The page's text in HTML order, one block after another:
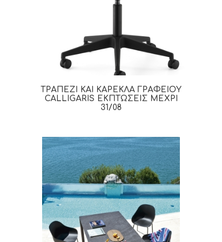
ΤΡΑΠΕΖΙ ΚΑΙ ΚΑΡΕΚΛΑ ΓΡΑΦΕΙΟΥ
CALLIGARIS ΕΚΠΤΩΣΕΙΣ ΜΕΧΡΙ
31/08